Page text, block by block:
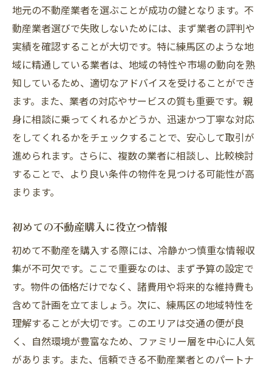
地元の不動産業者を選ぶことが成功の鍵となります。不
動産業者選びで失敗しないためには、まず業者の評判や
実績を確認することが大切です。特に練馬区のような地
域に精通している業者は、地域の特性や市場の動向を熟
知しているため、適切なアドバイスを受けることができ
ます。また、業者の対応やサービスの質も重要です。親
身に相談に乗ってくれるかどうか、迅速かつ丁寧な対応
をしてくれるかをチェックすることで、安心して取引が
進められます。さらに、複数の業者に相談し、比較検討
することで、より良い条件の物件を見つける可能性が高
まります。
初めての不動産購入に役立つ情報
初めて不動産を購入する際には、冷静かつ慎重な情報収
集が不可欠です。ここで重要なのは、まず予算の設定で
す。物件の価格だけでなく、諸費用や将来的な維持費も
含めて計画を立てましょう。次に、練馬区の地域特性を
理解することが大切です。このエリアは交通の便が良
く、自然環境が豊富なため、ファミリー層を中心に人気
があります。また、信頼できる不動産業者とのパートナ